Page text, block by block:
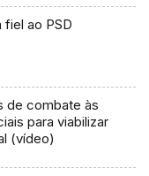
fiel ao PSD
de combate às
para viabilizar
(vídeo)